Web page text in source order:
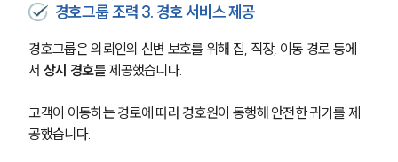
경호그룹 조력 3. 경호 서비스 제공
경호그룹은 의뢰인의 신변 보호를 위해 집, 직장, 이동 경로 등에
서 상시 경호를 제공했습니다.
고객이 이동하는 경로에 따라 경호원이 동행해 안전한 귀가를 제
공했습니다.